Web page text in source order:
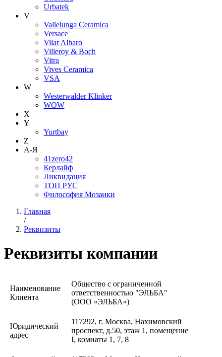
Urbatek
V
Vallelunga Ceramica
Versace
Vilar Albaro
Villeroy & Boch
Vitra
Vives Ceramica
VSA
W
Westerwalder Klinker
WOW
X
Y
Yurtbay
Z
А-Я
41zero42
Керлайф
Ликвидация
ТОП РУС
Философия Мозаики
Главная
/
Реквизиты
Реквизиты компании
Наименование
Клиента
Общество с ограниченной
ответственностью "ЭЛЬБА"
(ООО «ЭЛЬБА»)
Юридический
адрес
117292, г. Москва, Нахимовский
проспект, д.50, этаж 1, помещение
I, комнаты 1, 7, 8